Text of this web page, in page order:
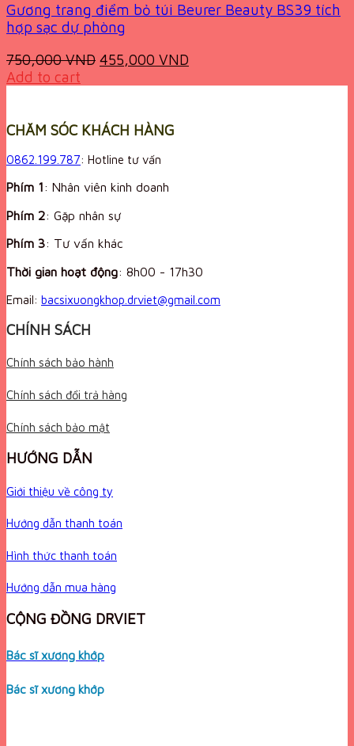
Gương trang điểm bỏ túi Beurer Beauty BS39 tích
hợp sạc dự phòng
750,000VND Original
455,000 VND
Add to cart
CHĂM SÓC KHÁCH HÀNG
0862.199.787: Hotline tư vấn
Phím 1: Nhân viên kinh doanh
Phím 2: Gặp nhân sự
Phím 3: Tư vấn khác
Thời gian hoạt động: 8h00 - 17h30
Email: bacsixuongkhop.drviet@gmail.com
CHÍNH SÁCH
Chính sách bảo hành
Chính sách đổi trả hàng
Chính sách bảo mật
HƯỚNG DẪN
Giới thiệu về công ty
Hướng dẫn thanh toán
Hình thức thanh toán
Hướng dẫn mua hàng
CỘNG ĐỒNG DRVIET
Bác sĩ xương khớp
Bác sĩ xương khớp